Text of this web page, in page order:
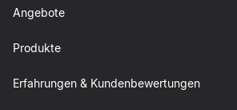
Angebote
Produkte
Erfahrungen & Kundenbewertungen